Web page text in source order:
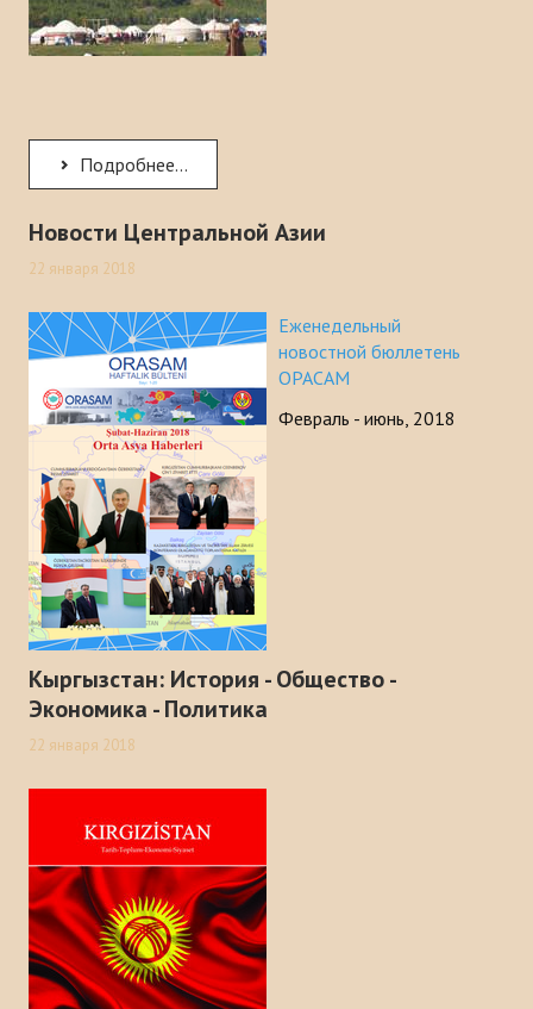
Подробнее...
Новости Центральной Азии
22 января 2018
Еженедельный
новостной бюллетень
ОРАСАМ
Февраль - июнь, 2018
Кыргызстан: История - Общество -
Экономика - Политика
22 января 2018